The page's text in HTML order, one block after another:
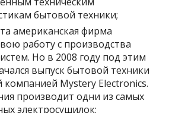
бытовой техники;
американская фирма
работу с производства
Но в 2008 году под этим
выпуск бытовой техники
компанией Mystery Electronics.
производит одни из самых
электросушилок;